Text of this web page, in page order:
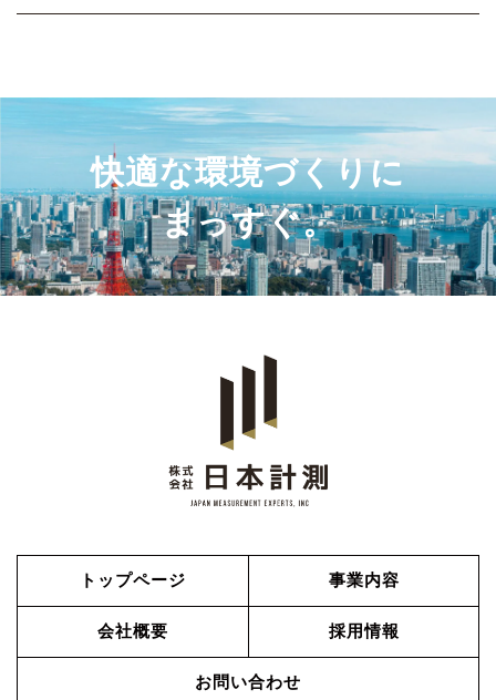
快適な環境づくりに
まっすぐ。
トップページ 事業内容
会社概要 採用情報
お問い合わせ